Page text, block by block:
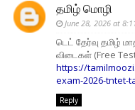
தமிழ் மொழி
June 28, 2026 at
டெட் தேர்வு தமிழ்
விடைகள் (Free
https://
exam-2026-tntet-
Reply